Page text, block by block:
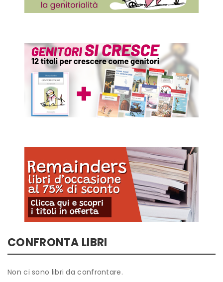
CONFRONTA LIBRI
Non ci sono libri da confrontare.